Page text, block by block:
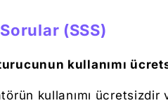
(SSS)
kullanımı
kullanımı